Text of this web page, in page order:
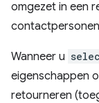
omgezet in een
Wanneer u
eigenschappen
retourneren